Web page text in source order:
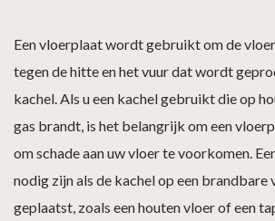
Een vloerplaat wordt gebruikt om de
tegen de hitte en het vuur dat wordt
kachel. Als u een kachel gebruikt die op
gas brandt, is het belangrijk om een
om schade aan uw vloer te voorkomen.
nodig zijn als de kachel op een
geplaatst, zoals een houten vloer of een